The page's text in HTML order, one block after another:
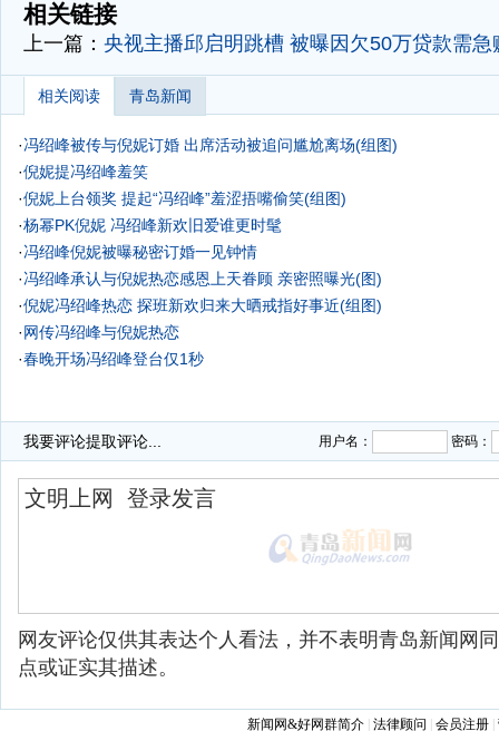
相关链接
上一篇： 央视主播邱启明跳槽 被曝因欠50万贷款需急
相关阅读 青岛新闻
·冯绍峰被传与倪妮订婚 出席活动被追问尴尬离场(组图)
·倪妮提冯绍峰羞笑
·倪妮上台领奖 提起“冯绍峰”羞涩捂嘴偷笑(组图)
·杨幂PK倪妮 冯绍峰新欢旧爱谁更时髦
·冯绍峰倪妮被曝秘密订婚一见钟情
·冯绍峰承认与倪妮热恋感恩上天眷顾 亲密照曝光(图)
·倪妮冯绍峰热恋 探班新欢归来大晒戒指好事近(组图)
·网传冯绍峰与倪妮热恋
·春晚开场冯绍峰登台仅1秒
我要评论提取评论... 用户名： 密码：
网友评论仅供其表达个人看法，并不表明青岛新闻网
点或证实其描述。